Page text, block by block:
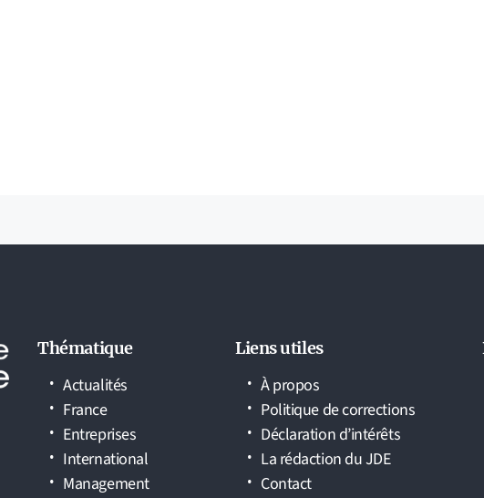
Thématique
Actualités
France
Entreprises
International
Management
Liens utiles
À propos
Politique de corrections
Déclaration d’intérêts
La rédaction du JDE
Contact